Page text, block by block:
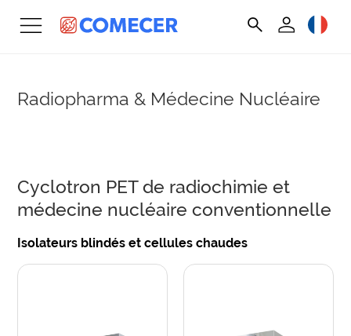
Radiopharma & Médecine Nucléaire
Cyclotron PET de radiochimie et
médecine nucléaire conventionnelle
Isolateurs blindés et cellules chaudes